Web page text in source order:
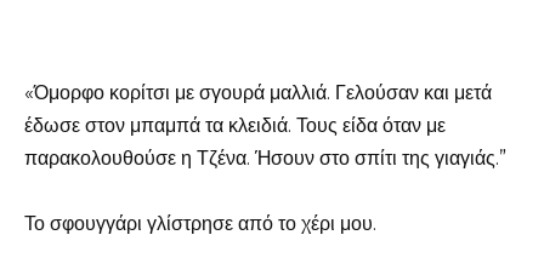
«Όμορφο κορίτσι με σγουρά μαλλιά. Γελούσαν και μετά
έδωσε στον μπαμπά τα κλειδιά. Τους είδα όταν με
παρακολουθούσε η Τζένα. Ήσουν στο σπίτι της γιαγιάς.”
Το σφουγγάρι γλίστρησε από το χέρι μου.